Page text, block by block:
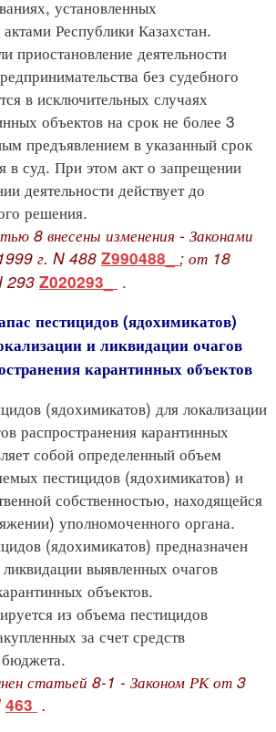
установленных
Республики Казахстан.
деятельности
без судебного
в исключительных случаях
объектов на срок не более 3
предъявлением в указанный срок
в суд. При этом акт о запрещении
деятельности действует до
решения.
8 внесены изменения - Законами
г. N 488 Z990488_ ; от 18
293 Z020293_ .
пестицидов (ядохимикатов)
и ликвидации очагов
карантинных объектов
(ядохимикатов) для локализации
распространения карантинных
собой определенный объем
пестицидов (ядохимикатов) и
собственностью, находящейся
уполномоченного органа.
(ядохимикатов) предназначен
выявленных очагов
объектов.
из объема пестицидов
за счет средств
бюджета.
статьей 8-1 - Законом РК от 3
463 .